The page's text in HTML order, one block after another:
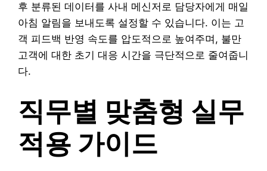
후 분류된 데이터를 사내 메신저로 담당자에게 매일
아침 알림을 보내도록 설정할 수 있습니다. 이는 고
객 피드백 반영 속도를 압도적으로 높여주며, 불만
고객에 대한 초기 대응 시간을 극단적으로 줄여줍니
다.
직무별 맞춤형 실무
적용 가이드